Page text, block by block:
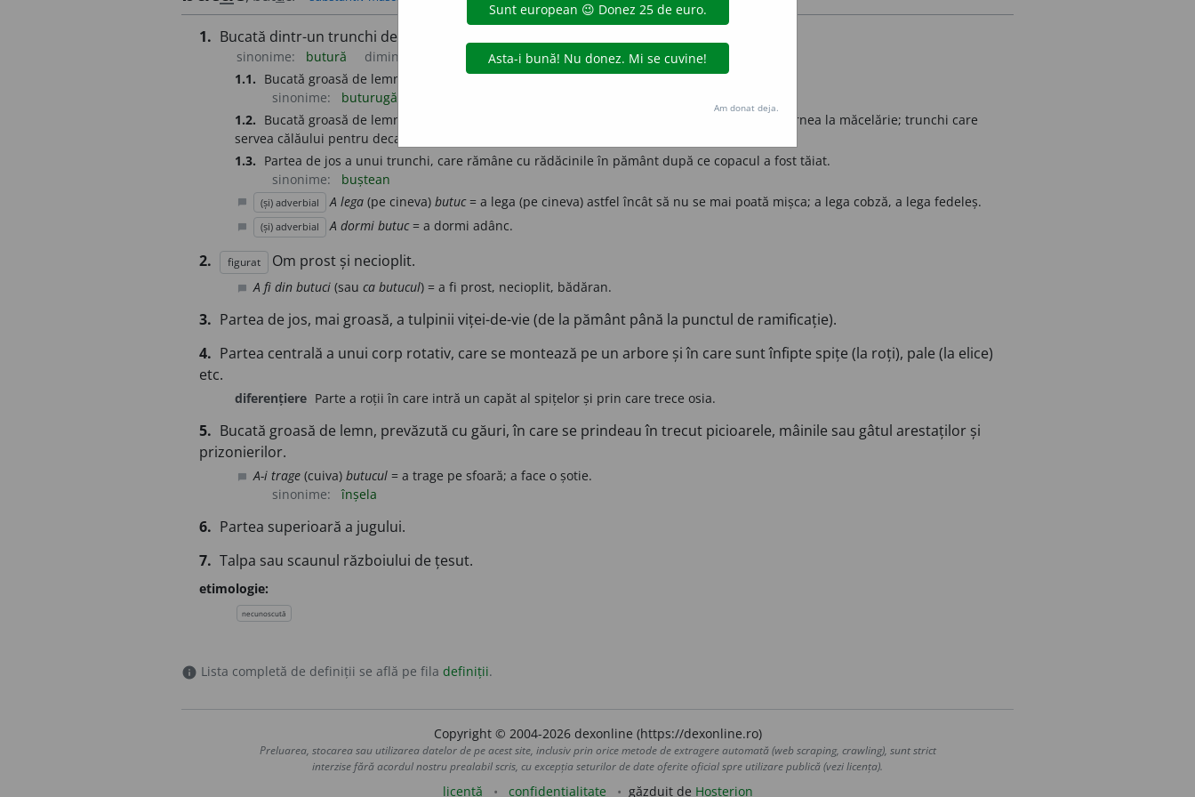
1. Bucată dintr-un trunchi de copac tăiat și curățat de crengi.
sinonime: butură diminutive:
1.1. Bucată groasă de lemn de foc.
sinonime:
buturugă
1.2. Bucată groasă de lemn pe care se taie lemnele de foc; trunchi de lemn pe care se taie carnea la măcelărie; trunchi care
servea călăului pentru decapitarea condamnaților.
1.3. Partea de jos a unui trunchi, care rămâne cu rădăcinile în pământ după ce copacul a fost tăiat.
sinonime:
buștean
chat_bubble (și) adverbial A lega (pe cineva) butuc= a lega (pe cineva) astfel încât să nu se mai poată mișca; a lega cobză, a lega fedeleș.
(și) adverbial A dormi butuc= a dormi adânc.
2. figurat Om prost și necioplit.
A fi din butuci (sauca butucul) = a fi prost, necioplit, bădăran.
3. Partea de jos, mai groasă, a tulpinii viței-de-vie (de la pământ până la punctul de ramificație).
4. Partea centrală a unui corp rotativ, care se montează pe un arbore și în care sunt înfipte spițe (la roți), pale (la elice)
etc.
diferențiere Parte a roții în care intră un capăt al spițelor și prin care trece osia.
5. Bucată groasă de lemn, prevăzută cu găuri, în care se prindeau în trecut picioarele, mâinile sau gâtul arestaților și
prizonierilor.
A-i trage (cuiva)butucul = a trage pe sfoară; a face o șotie.
sinonime:
înșela
6. Partea superioară a jugului.
7. Talpa sau scaunul războiului de țesut.
etimologie:
necunoscută
info Lista completă de definiții se află pe fila definiții.
Copyright © 2004-2026 dexonline (https://dexonline.ro)
Preluarea, stocarea sau utilizarea datelor de pe acest site, inclusiv prin orice metode de extragere automată (web scraping, crawling), sunt strict
interzise fără acordul nostru prealabil scris, cu excepția seturilor de date oferite oficial spre utilizare publică (vezi licența).
licență confidențialitate găzduit de Hosterion
Am donat deja.